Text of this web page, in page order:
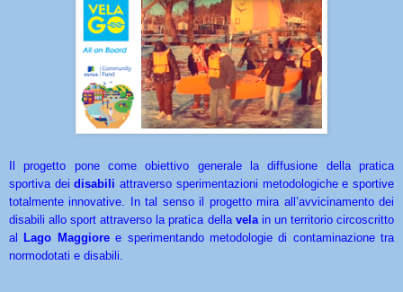
Il progetto pone come obiettivo generale la diffusione della pratica
sportiva deidisabiliattraverso sperimentazioni metodologiche e sportive
totalmente innovative. In tal senso il progetto mira all’avvicinamento dei
disabili allo sport attraverso la pratica della velain un territorio circoscritto
al
Lago Maggioree sperimentando metodologie di contaminazione tra
normodotati e disabili.